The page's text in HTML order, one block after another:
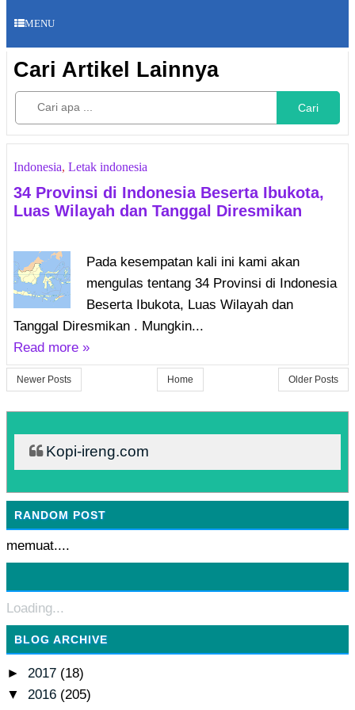
MENU
Cari Artikel Lainnya
Cari
Indonesia, Letak indonesia
34 Provinsi di Indonesia Beserta Ibukota,
Luas Wilayah dan Tanggal Diresmikan
Pada kesempatan kali ini kami akan
mengulas tentang 34 Provinsi di Indonesia
Beserta Ibukota, Luas Wilayah dan
Tanggal Diresmikan . Mungkin...
Read more »
Newer Posts Older Posts
Home
Kopi-ireng.com
RANDOM POST
memuat....
Loading...
BLOG ARCHIVE
► 2017 (18)
▼ 2016 (205)